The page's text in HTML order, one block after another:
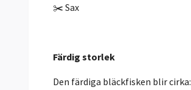
✂️ Sax
Färdig storlek
Den färdiga bläckfisken blir cirka: